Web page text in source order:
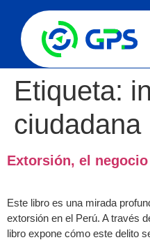
Etiqueta:
ciudadana
Extorsión, el
Este libro es una mirada
extorsión en el Perú. A través
libro expone cómo este delito